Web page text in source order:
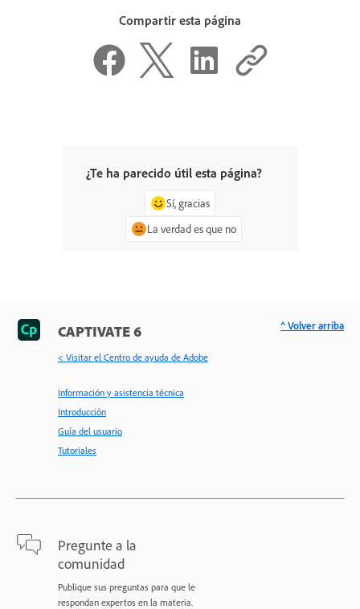
Compartir esta página
¿Te ha parecido útil esta página?
Sí, gracias
La verdad es que no
CAPTIVATE 6
< Visitar el Centro de ayuda de Adobe
Información y asistencia técnica
Introducción
Guía del usuario
Tutoriales
Pregunte a la
comunidad
Publique sus preguntas para que le
respondan expertos en la materia.
^ Volver arriba